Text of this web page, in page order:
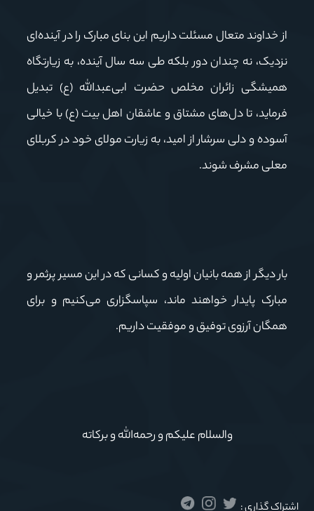
از خداوند متعال مسئلت داریم این بنای مبارک را در آینده‌ای
نزدیک، نه چندان دور بلکه طی سه سال آینده، به زیارتگاه
همیشگی زائران مخلص حضرت ابی‌عبدالله (ع) تبدیل
فرماید، تا دل‌های مشتاق و عاشقان اهل بیت (ع) با خیالی
آسوده و دلی سرشار از امید، به زیارت مولای خود در کربلای
معلی مشرف شوند.
بار دیگر از همه بانیان اولیه و کسانی که در این مسیر پرثمر و
مبارک پایدار خواهند ماند، سپاسگزاری می‌کنیم و برای
همگان آرزوی توفیق و موفقیت داریم.
والسلام علیکم و رحمه‌الله و برکاته